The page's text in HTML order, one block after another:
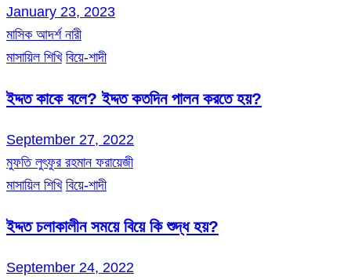
January 23, 2023
মাসিক আদর্শ নারী
মাসায়িল শিখি বিয়ে-শাদী
ইদ্দত কাকে বলে? ইদ্দত কতদিন পালন করতে হয়?
September 27, 2022
মুফতি লুৎফুর রহমান ফরায়েজী
মাসায়িল শিখি বিয়ে-শাদী
ইদ্দত চলাকালীন সময়ে বিয়ে কি শুদ্ধ হয়?
September 24, 2022